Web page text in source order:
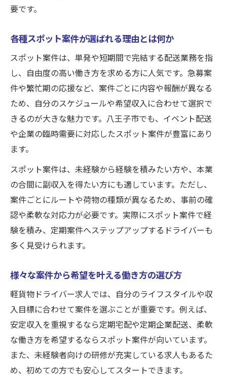
スポット案件で収入アップする軽貨物求人
の選び方
定期宅配とスポット案件の組み合わせ活用
法
各種スポット案件がドライバーに人気の理
由
ヒアリングで収入目標に合う案件をご案内
由
未経験から始める定期配送の求人ポイント
未経験者向け軽貨物ドライバー求人の特徴
定期宅配で安心して始められるポイント
ヒアリングを通じて未経験者に最適な案件
ご希望の案件をご案内する充実サポート内
容
要です。
各種スポット案件が選ばれる理由とは何か
スポット案件は、単発や短期間で完結する配送業務を指
し、自由度の高い働き方を求める方に人気です。急募案
件や繁忙期の応援など、案件ごとに内容や報酬が異なる
ため、自分のスケジュールや希望収入に合わせて選択で
きるのが大きな魅力です。八王子市でも、イベント配送
や企業の臨時需要に対応したスポット案件が豊富にあり
ます。
スポット案件は、未経験から経験を積みたい方や、本業
の合間に副収入を得たい方にも適しています。ただし、
案件ごとにルートや荷物の種類が異なるため、事前の確
認や柔軟な対応力が必要です。実際にスポット案件で経
験を積み、定期案件へステップアップするドライバーも
多く見受けられます。
様々な案件から希望を叶える働き方の選び方
軽貨物ドライバー求人では、自分のライフスタイルや収
入目標に合わせて案件を選ぶことが重要です。例えば、
安定収入を重視するなら定期宅配や定期企業配送、柔軟
な働き方を希望するならスポット案件が向いています。
また、未経験者向けの研修が充実している求人もあるた
め、初めての方でも安心してスタートできます。